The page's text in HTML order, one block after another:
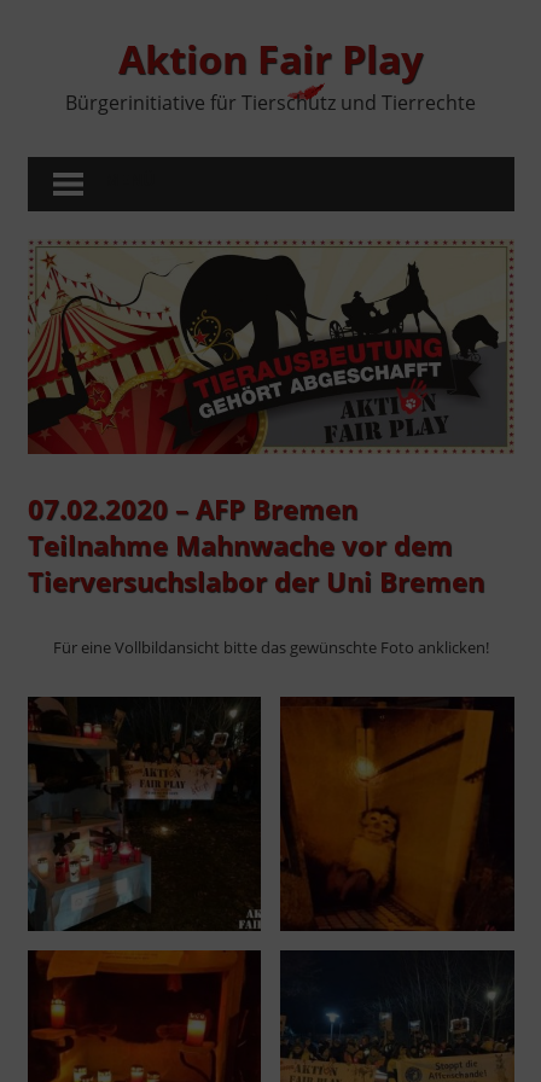
Aktion Fair Play
Bürgerinitiative für Tierschutz und Tierrechte
07.02.2020 – AFP Bremen
Teilnahme Mahnwache vor dem
Tierversuchslabor der Uni Bremen
Für eine Vollbildansicht bitte das gewünschte Foto anklicken!